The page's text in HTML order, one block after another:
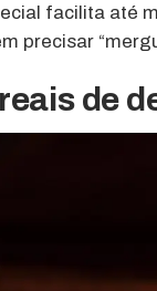
facilita até
precisar
de